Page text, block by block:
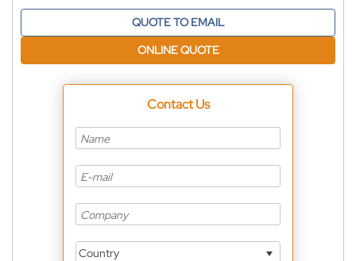
QUOTE TO EMAIL
ONLINE QUOTE
Contact Us
Country